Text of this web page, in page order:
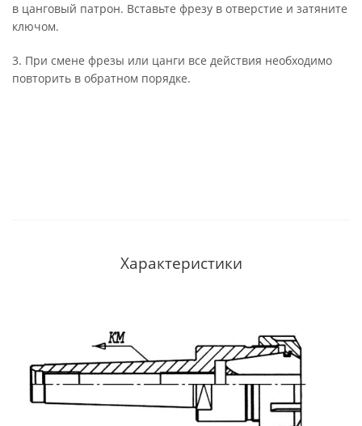
в цанговый патрон. Вставьте фрезу в отверстие и затяните
ключом.
3. При смене фрезы или цанги все действия необходимо
повторить в обратном порядке.
Характеристики